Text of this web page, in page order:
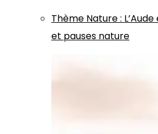
Thème Nature:
et pauses nature